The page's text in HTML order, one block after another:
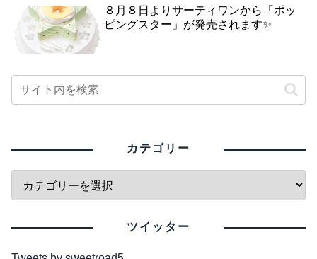
８月８日よりサーティワンから「ポッ
ピングスター」が発売されます✨
カテゴリー
ツイッター